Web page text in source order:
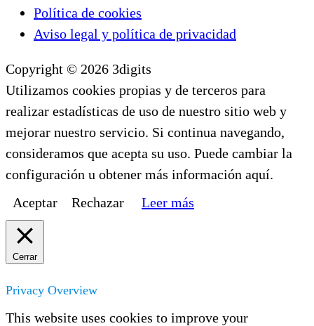
Política de cookies
Aviso legal y política de privacidad
Copyright © 2026 3digits
Utilizamos cookies propias y de terceros para
realizar estadísticas de uso de nuestro sitio web y
mejorar nuestro servicio. Si continua navegando,
consideramos que acepta su uso. Puede cambiar la
configuración u obtener más información aquí.
Aceptar
Rechazar Leer más
Cerrar
Privacy Overview
This website uses cookies to improve your